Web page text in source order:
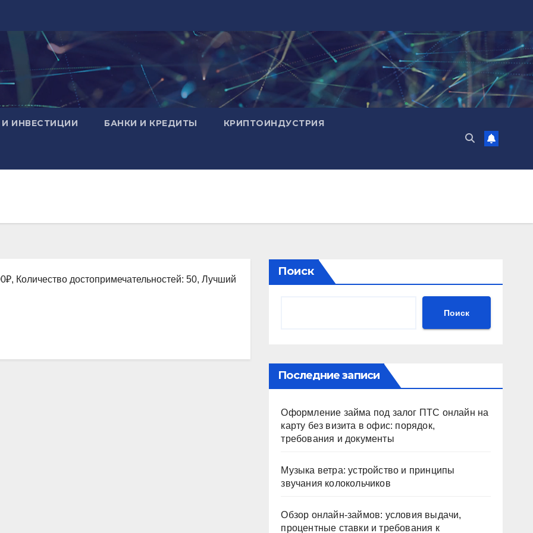
И ИНВЕСТИЦИИ БАНКИ И КРЕДИТЫ КРИПТОИНДУСТРИЯ
Количество достопримечательностей: 50, Лучший
Поиск
Поиск
Последние записи
Оформление займа под залог ПТС онлайн на
карту без визита в офис: порядок,
требования и документы
Музыка ветра: устройство и принципы
звучания колокольчиков
Обзор онлайн-займов: условия выдачи,
процентные ставки и требования к